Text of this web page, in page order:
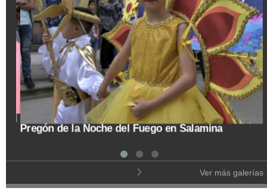
Trasladan a búho orejudo al Ecoparque Los
Alcázares
Ver más galerías